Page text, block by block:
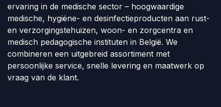
ervaring in de medische sector – hoogwaardige
medische, hygiëne- en desinfectieproducten aan rust-
en verzorgingstehuizen, woon- en zorgcentra en
medisch pedagogische instituten in België. We
combineren een uitgebreid assortiment met
persoonlijke service, snelle levering en maatwerk op
vraag van de klant.